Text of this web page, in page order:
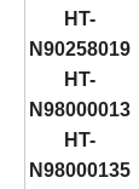
HT-
N90258019
HT-
N98000013
HT-
N98000135